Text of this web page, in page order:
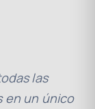
las
en un único